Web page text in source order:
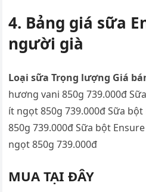
4. Bảng giá sữa
người già
Loại sữa Trọng lượng Giá
hương vani 850g 739.000đ
ít ngọt 850g 739.000đ Sữa
850g 739.000đ Sữa bột
ngọt 850g 739.000đ
MUA TẠI ĐÂY